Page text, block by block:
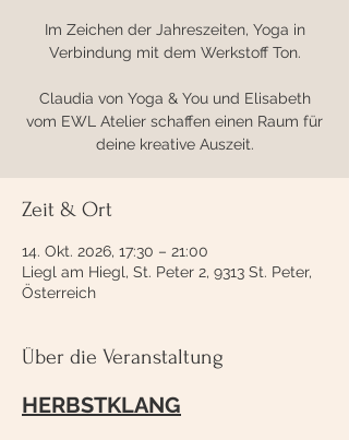
Im Zeichen der Jahreszeiten, Yoga in
Verbindung mit dem Werkstoff Ton.
Claudia von Yoga & You und Elisabeth
vom EWL Atelier schaffen einen Raum für
deine kreative Auszeit.
Zeit & Ort
14. Okt. 2026, 17:30 – 21:00
Liegl am Hiegl, St. Peter 2, 9313 St. Peter,
Österreich
Über die Veranstaltung
HERBSTKLANG